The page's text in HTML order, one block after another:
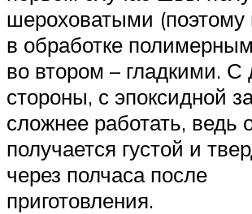
шероховатыми (поэтому
в обработке
во втором – гладкими. С
стороны, с эпоксидной
сложнее работать, ведь
получается густой и
через полчаса после
приготовления.